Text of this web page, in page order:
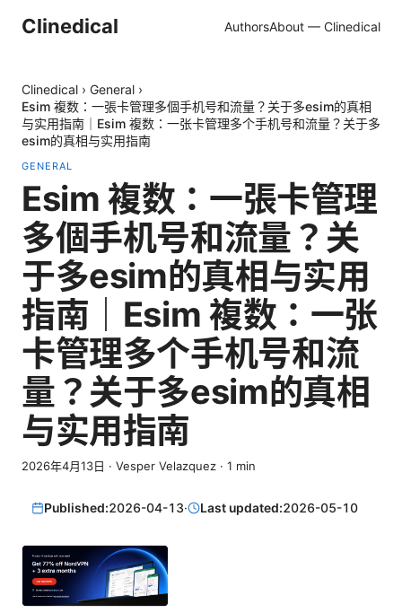
Clinedical AuthorsAbout — Clinedical
Clinedical › General ›
Esim 複数：一張卡管理多個手机号和流量？关于多esim的真相
与实用指南｜Esim 複数：一张卡管理多个手机号和流量？关于多
esim的真相与实用指南
GENERAL
Esim 複数：一張卡管理
多個手机号和流量？关
于多esim的真相与实用
指南｜Esim 複数：一张
卡管理多个手机号和流
量？关于多esim的真相
与实用指南
2026年4月13日 · Vesper Velazquez · 1 min
Published:2026-04-13· Last updated:2026-05-10